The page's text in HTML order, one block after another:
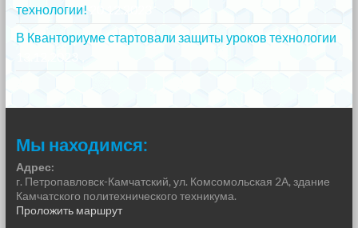
технологии!
В Кванториуме стартовали защиты уроков технологии
Мы находимся:
Адрес:
г. Петропавловск-Камчатский, ул. Комсомольская 2А, здание
Камчатского политехнического техникума.
Проложить маршрут